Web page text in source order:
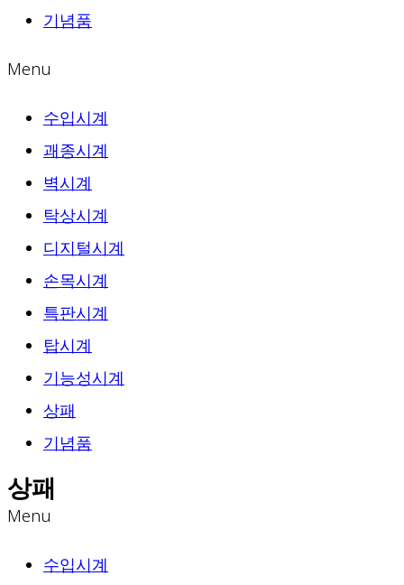
기념품
Menu
수입시계
괘종시계
벽시계
탁상시계
디지털시계
손목시계
특판시계
탑시계
기능성시계
상패
기념품
상패
Menu
수입시계